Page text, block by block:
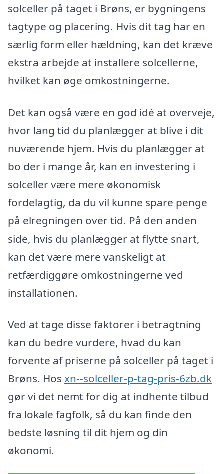
solceller på taget i Brøns, er bygningens
tagtype og placering. Hvis dit tag har en
særlig form eller hældning, kan det kræve
ekstra arbejde at installere solcellerne,
hvilket kan øge omkostningerne.
Det kan også være en god idé at overveje,
hvor lang tid du planlægger at blive i dit
nuværende hjem. Hvis du planlægger at
bo der i mange år, kan en investering i
solceller være mere økonomisk
fordelagtig, da du vil kunne spare penge
på elregningen over tid. På den anden
side, hvis du planlægger at flytte snart,
kan det være mere vanskeligt at
retfærdiggøre omkostningerne ved
installationen.
Ved at tage disse faktorer i betragtning
kan du bedre vurdere, hvad du kan
forvente af priserne på solceller på taget i
Brøns. Hos xn--solceller-p-tag-pris-6zb.dk
gør vi det nemt for dig at indhente tilbud
fra lokale fagfolk, så du kan finde den
bedste løsning til dit hjem og din
økonomi.